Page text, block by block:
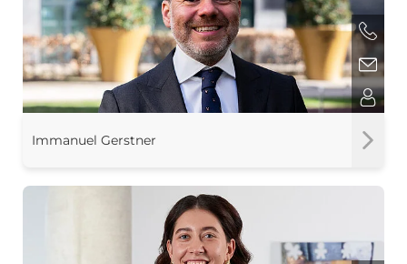
Immanuel Gerstner